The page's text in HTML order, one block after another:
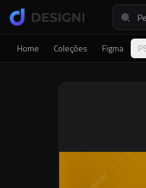
Home Coleções Figma